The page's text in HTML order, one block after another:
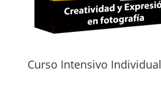
Curso Intensivo Individual